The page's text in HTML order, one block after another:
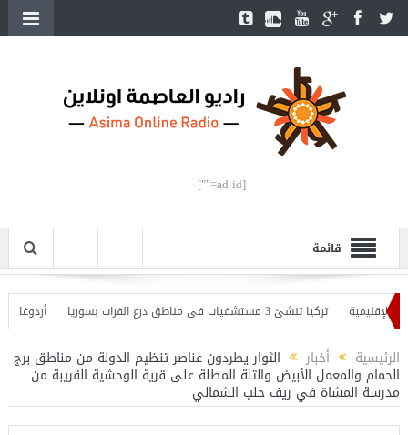
[ad id=""]
قائمة
تركيا تنشئ 3 مستشفيات في مناطق درع الفرات بسوريا
أردوغان
الرئيسية أخبار الثوار يطردون عناصر تنظيم الدولة من مناطق برج
الحمام والمعمل الأبيض والتلة المطلة على قرية الوحشية القريبة من
مدرسة المشاة في ريف حلب الشمالي